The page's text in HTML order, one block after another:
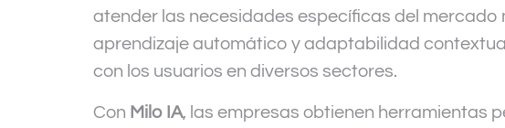
atender las necesidades específicas del
aprendizaje automático y adaptabilidad
con los usuarios en diversos sectores.
Con Milo IA, las empresas obtienen herramientas